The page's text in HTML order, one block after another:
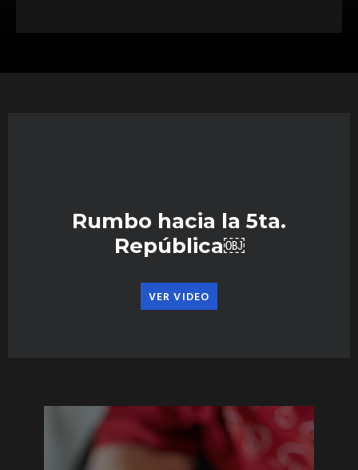
Rumbo hacia la 5ta.
República￼
VER VIDEO